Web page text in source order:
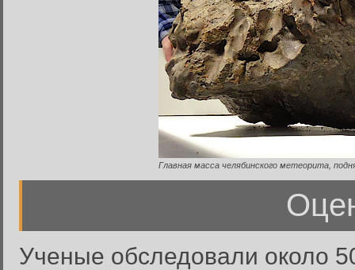
Главная масса челябинского метеорита,
Ученые обследовали около